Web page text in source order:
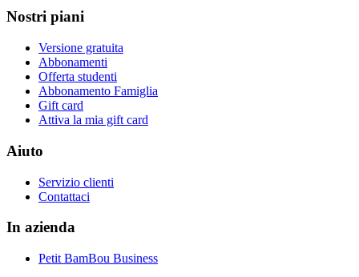
Nostri piani
Versione gratuita
Abbonamenti
Offerta studenti
Abbonamento Famiglia
Gift card
Attiva la mia gift card
Aiuto
Servizio clienti
Contattaci
In azienda
Petit BamBou Business